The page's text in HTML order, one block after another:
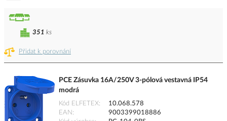
Přidat k porovnání
351 ks
PCE Zásuvka 16A/250V 3-pólová vestavná IP54
modrá
Kód ELFETEX
10.068.578
EAN
9003399018886